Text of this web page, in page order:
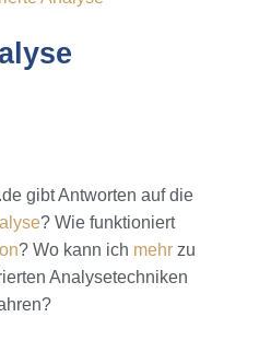
gibt Antworten auf die
? Wie funktioniert
? Wo kann ich mehrzu
Analysetechniken